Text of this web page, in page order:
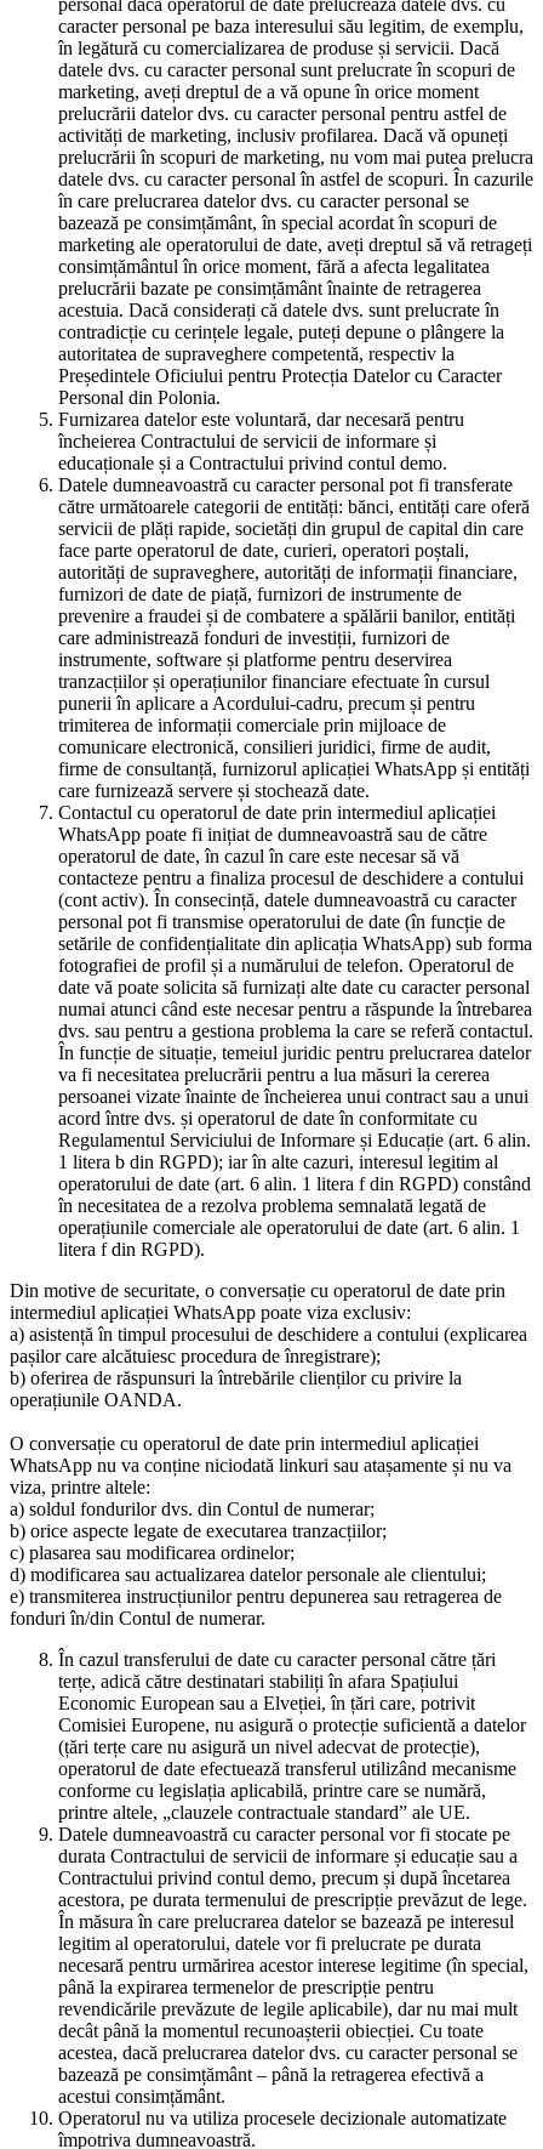
personal dacă operatorul de date prelucrează datele dvs. cu
caracter personal pe baza interesului său legitim, de exemplu,
în legătură cu comercializarea de produse și servicii. Dacă
datele dvs. cu caracter personal sunt prelucrate în scopuri de
marketing, aveți dreptul de a vă opune în orice moment
prelucrării datelor dvs. cu caracter personal pentru astfel de
activități de marketing, inclusiv profilarea. Dacă vă opuneți
prelucrării în scopuri de marketing, nu vom mai putea prelucra
datele dvs. cu caracter personal în astfel de scopuri. În cazurile
în care prelucrarea datelor dvs. cu caracter personal se
bazează pe consimțământ, în special acordat în scopuri de
marketing ale operatorului de date, aveți dreptul să vă retrageți
consimțământul în orice moment, fără a afecta legalitatea
prelucrării bazate pe consimțământ înainte de retragerea
acestuia. Dacă considerați că datele dvs. sunt prelucrate în
contradicție cu cerințele legale, puteți depune o plângere la
autoritatea de supraveghere competentă, respectiv la
Președintele Oficiului pentru Protecția Datelor cu Caracter
Personal din Polonia.
Furnizarea datelor este voluntară, dar necesară pentru
încheierea Contractului de servicii de informare și
educaționale și a Contractului privind contul demo.
Datele dumneavoastră cu caracter personal pot fi transferate
către următoarele categorii de entități: bănci, entități care oferă
servicii de plăți rapide, societăți din grupul de capital din care
face parte operatorul de date, curieri, operatori poștali,
autorități de supraveghere, autorități de informații financiare,
furnizori de date de piață, furnizori de instrumente de
prevenire a fraudei și de combatere a spălării banilor, entități
care administrează fonduri de investiții, furnizori de
instrumente, software și platforme pentru deservirea
tranzacțiilor și operațiunilor financiare efectuate în cursul
punerii în aplicare a Acordului-cadru, precum și pentru
trimiterea de informații comerciale prin mijloace de
comunicare electronică, consilieri juridici, firme de audit,
firme de consultanță, furnizorul aplicației WhatsApp și entități
care furnizează servere și stochează date.
Contactul cu operatorul de date prin intermediul aplicației
WhatsApp poate fi inițiat de dumneavoastră sau de către
operatorul de date, în cazul în care este necesar să vă
contacteze pentru a finaliza procesul de deschidere a contului
(cont activ). În consecință, datele dumneavoastră cu caracter
personal pot fi transmise operatorului de date (în funcție de
setările de confidențialitate din aplicația WhatsApp) sub forma
fotografiei de profil și a numărului de telefon. Operatorul de
date vă poate solicita să furnizați alte date cu caracter personal
numai atunci când este necesar pentru a răspunde la întrebarea
dvs. sau pentru a gestiona problema la care se referă contactul.
În funcție de situație, temeiul juridic pentru prelucrarea datelor
va fi necesitatea prelucrării pentru a lua măsuri la cererea
persoanei vizate înainte de încheierea unui contract sau a unui
acord între dvs. și operatorul de date în conformitate cu
Regulamentul Serviciului de Informare și Educație (art. 6 alin.
1 litera b din RGPD); iar în alte cazuri, interesul legitim al
operatorului de date (art. 6 alin. 1 litera f din RGPD) constând
în necesitatea de a rezolva problema semnalată legată de
operațiunile comerciale ale operatorului de date (art. 6 alin. 1
litera f din RGPD).
Din motive de securitate, o conversație cu operatorul de date prin
intermediul aplicației WhatsApp poate viza exclusiv:
a) asistență în timpul procesului de deschidere a contului (explicarea
pașilor care alcătuiesc procedura de înregistrare);
b) oferirea de răspunsuri la întrebările clienților cu privire la
operațiunile OANDA.
O conversație cu operatorul de date prin intermediul aplicației
WhatsApp nu va conține niciodată linkuri sau atașamente și nu va
viza, printre altele:
a) soldul fondurilor dvs. din Contul de numerar;
b) orice aspecte legate de executarea tranzacțiilor;
c) plasarea sau modificarea ordinelor;
d) modificarea sau actualizarea datelor personale ale clientului;
e) transmiterea instrucțiunilor pentru depunerea sau retragerea de
fonduri în/din Contul de numerar.
În cazul transferului de date cu caracter personal către țări
terțe, adică către destinatari stabiliți în afara Spațiului
Economic European sau a Elveției, în țări care, potrivit
Comisiei Europene, nu asigură o protecție suficientă a datelor
(țări terțe care nu asigură un nivel adecvat de protecție),
operatorul de date efectuează transferul utilizând mecanisme
conforme cu legislația aplicabilă, printre care se numără,
printre altele, „clauzele contractuale standard” ale UE.
Datele dumneavoastră cu caracter personal vor fi stocate pe
durata Contractului de servicii de informare și educație sau a
Contractului privind contul demo, precum și după încetarea
acestora, pe durata termenului de prescripție prevăzut de lege.
În măsura în care prelucrarea datelor se bazează pe interesul
legitim al operatorului, datele vor fi prelucrate pe durata
necesară pentru urmărirea acestor interese legitime (în special,
până la expirarea termenelor de prescripție pentru
revendicările prevăzute de legile aplicabile), dar nu mai mult
decât până la momentul recunoașterii obiecției. Cu toate
acestea, dacă prelucrarea datelor dvs. cu caracter personal se
bazează pe consimțământ – până la retragerea efectivă a
acestui consimțământ.
Operatorul nu va utiliza procesele decizionale automatizate
împotriva dumneavoastră.